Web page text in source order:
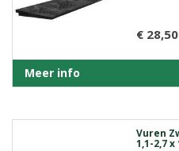
€ 28,50
Meer info
Vuren
1,1-2,7 x